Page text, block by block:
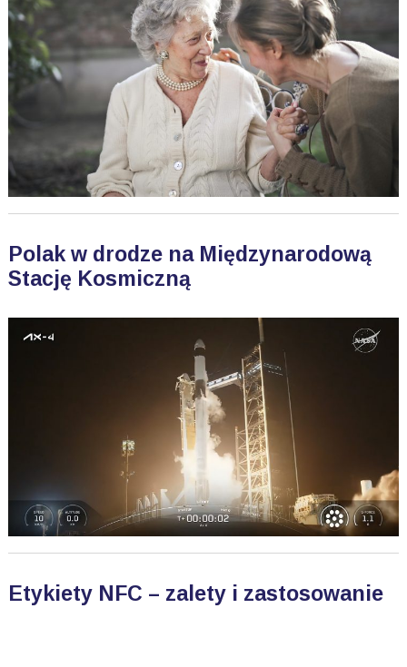
Polak w drodze na Międzynarodową
Stację Kosmiczną
Etykiety NFC – zalety i zastosowanie